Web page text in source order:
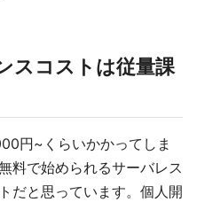
スコストは従量課
円~くらいかかってしま
料で始められるサーバレス
だと思っています。個人開